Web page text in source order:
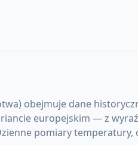
obejmuje dane
europejskim — z
pomiary